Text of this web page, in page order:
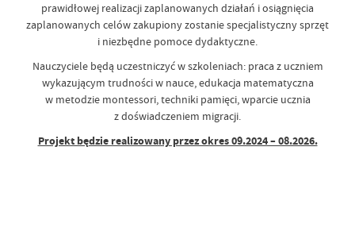
prawidłowej realizacji zaplanowanych działań i osiągnięcia
zaplanowanych celów zakupiony zostanie specjalistyczny sprzęt
i niezbędne pomoce dydaktyczne.
Nauczyciele będą uczestniczyć w szkoleniach: praca z uczniem
wykazującym trudności w nauce, edukacja matematyczna
w metodzie montessori, techniki pamięci, wparcie ucznia
z doświadczeniem migracji.
Projekt będzie realizowany przez okres 09.2024 – 08.2026.